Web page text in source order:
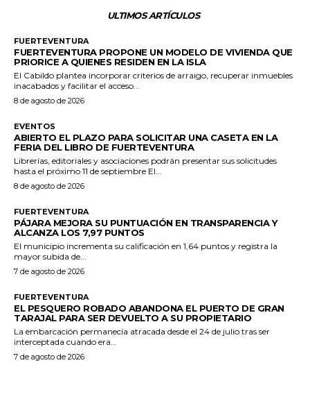
ULTIMOS ARTÍCULOS
FUERTEVENTURA
FUERTEVENTURA PROPONE UN MODELO DE VIVIENDA QUE
PRIORICE A QUIENES RESIDEN EN LA ISLA
El Cabildo plantea incorporar criterios de arraigo, recuperar inmuebles
inacabados y facilitar el acceso...
8 de agosto de 2026
EVENTOS
ABIERTO EL PLAZO PARA SOLICITAR UNA CASETA EN LA
FERIA DEL LIBRO DE FUERTEVENTURA
Librerías, editoriales y asociaciones podrán presentar sus solicitudes
hasta el próximo 11 de septiembre El...
8 de agosto de 2026
FUERTEVENTURA
PÁJARA MEJORA SU PUNTUACIÓN EN TRANSPARENCIA Y
ALCANZA LOS 7,97 PUNTOS
El municipio incrementa su calificación en 1,64 puntos y registra la
mayor subida de...
7 de agosto de 2026
FUERTEVENTURA
EL PESQUERO ROBADO ABANDONA EL PUERTO DE GRAN
TARAJAL PARA SER DEVUELTO A SU PROPIETARIO
La embarcación permanecía atracada desde el 24 de julio tras ser
interceptada cuando era...
7 de agosto de 2026